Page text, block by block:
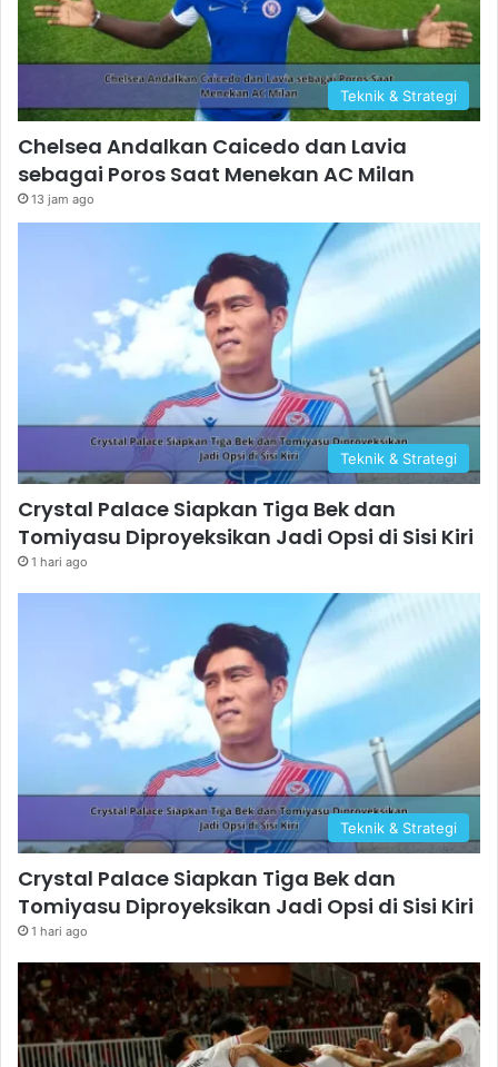
Teknik & Strategi
Chelsea Andalkan Caicedo dan Lavia
sebagai Poros Saat Menekan AC Milan
13 jam ago
Teknik & Strategi
Crystal Palace Siapkan Tiga Bek dan
Tomiyasu Diproyeksikan Jadi Opsi di Sisi Kiri
1 hari ago
Teknik & Strategi
Crystal Palace Siapkan Tiga Bek dan
Tomiyasu Diproyeksikan Jadi Opsi di Sisi Kiri
1 hari ago